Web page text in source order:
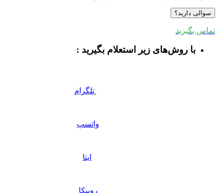
سوالی دارید؟
بگیرید
با روش‌های زیر استعلام بگیرید :
تلگرام
واتسپ
ایتا
روبیکا